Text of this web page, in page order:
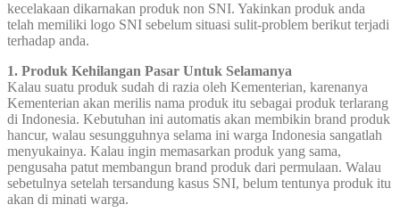
kecelakaan dikarnakan produk non SNI. Yakinkan produk anda
telah memiliki logo SNI sebelum situasi sulit-problem berikut terjadi
terhadap anda.
1. Produk Kehilangan Pasar Untuk Selamanya
Kalau suatu produk sudah di razia oleh Kementerian, karenanya
Kementerian akan merilis nama produk itu sebagai produk terlarang
di Indonesia. Kebutuhan ini automatis akan membikin brand produk
hancur, walau sesungguhnya selama ini warga Indonesia sangatlah
menyukainya. Kalau ingin memasarkan produk yang sama,
pengusaha patut membangun brand produk dari permulaan. Walau
sebetulnya setelah tersandung kasus SNI, belum tentunya produk itu
akan di minati warga.